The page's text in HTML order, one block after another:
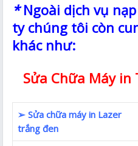
*Ngoài dịch vụ
ty chúng tôi còn
khác như:
Sửa Chữa Máy in
➢ Sửa chữa máy in Lazer
trắng đen